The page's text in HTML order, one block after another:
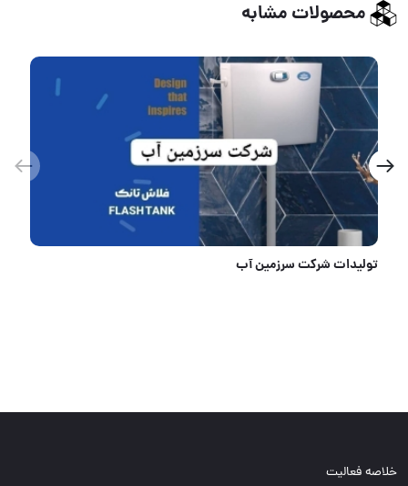
محصولات مشابه
تولیدات شرکت سرزمین آب
خلاصه فعالیت